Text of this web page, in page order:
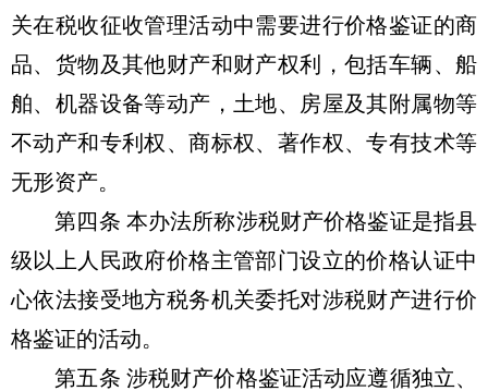
关在税收征收管理活动中需要进行价格鉴证的商
品、货物及其他财产和财产权利，包括车辆、船
舶、机器设备等动产，土地、房屋及其附属物等
不动产和专利权、商标权、著作权、专有技术等
无形资产。
第四条 本办法所称涉税财产价格鉴证是指县
级以上人民政府价格主管部门设立的价格认证中
心依法接受地方税务机关委托对涉税财产进行价
格鉴证的活动。
第五条 涉税财产价格鉴证活动应遵循独立、